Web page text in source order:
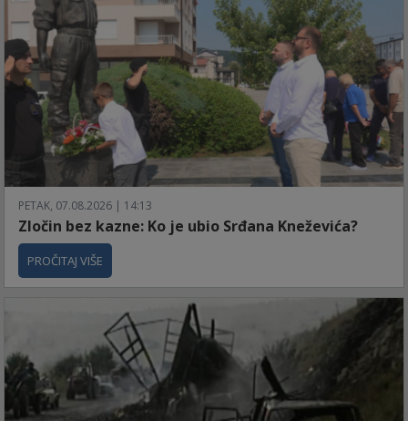
PETAK, 07.08.2026 | 14:13
Zločin bez kazne: Ko je ubio Srđana Kneževića?
PROČITAJ VIŠE